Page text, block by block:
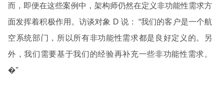
而，即便在这些案例中，架构师仍然在定义非功能性需求方
面发挥着积极作用。访谈对象 D 说： “我们的客户是一个航
空系统部门，所以所有非功能性需求都是良好定义的。另
外，我们需要基于我们的经验再补充一些非功能性需求。
�”